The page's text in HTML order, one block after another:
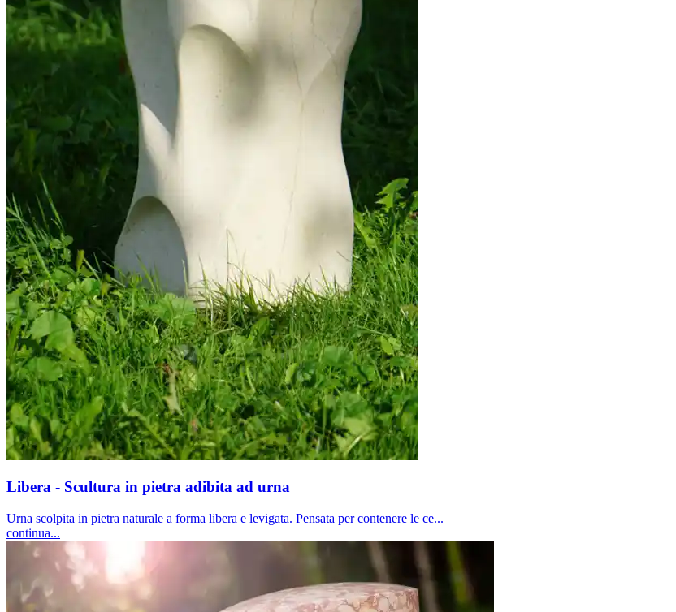
Libera - Scultura in pietra adibita ad urna
Urna scolpita in pietra naturale a forma libera e levigata. Pensata per contenere le ce...
continua...